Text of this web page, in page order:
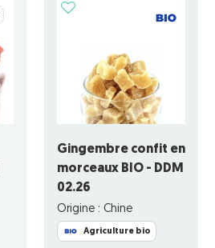
Gingembre confit en
morceaux BIO - DDM
02.26
Origine : Chine
Agriculture bio